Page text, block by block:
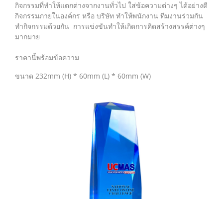
กิจกรรมที่ทำให้แตกต่างจากงานทั่วไป ใส่ข้อความต่างๆ ได้อย่างดี
กิจกรรมภายในองค์กร หรือ บริษัท ทำให้พนักงาน ทีมงานร่วมกัน
ทำกิจกรรมด้วยกัน การแข่งขันทำให้เกิดการคิดสร้างสรรค์ต่างๆ
มากมาย
ราคานี้พร้อมข้อความ
ขนาด 232mm (H) * 60mm (L) * 60mm (W)